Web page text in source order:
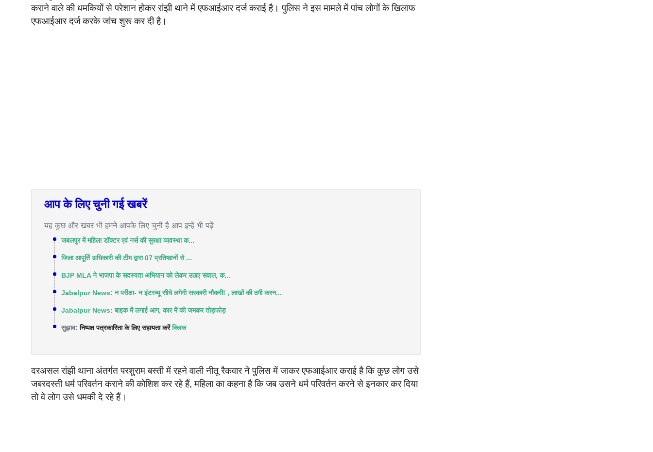
कराने वाले की धमकियों से परेशान होकर रांझी थाने में एफआईआर दर्ज कराई है। पुलिस ने इस मामले में पांच लोगों के खिलाफ
एफआईआर दर्ज करके जांच शुरू कर दी है।
आप के लिए चुनी गई खबरें
यह कुछ और खबर भी हमने आपके लिए चुनी है आप इन्हे भी पढ़ें
जबलपुर में महिला डॉक्टर एवं नर्स की सुरक्षा व्यवस्था क...
जिला आपूर्ति अधिकारी की टीम द्वारा 07 प्रतिष्‍ठानों से ...
BJP MLA ने भाजपा के सदस्यता अभियान को लेकर उठाए सवाल, क...
Jabalpur News: न परीक्षा- न इंटरव्यू सीधे लगेगी सरकारी नौकरी! , लाखों की ठगी करन...
Jabalpur News: बाइक में लगाई आग, कार में की जमकर तोड़फोड़
सुझाव:निष्पक्ष पत्रकारिता के लिए सहायता करेंक्लिक
दरअसल रांझी थाना अंतर्गत परशुराम बस्ती में रहने वाली नीतू रैकवार ने पुलिस में जाकर एफआईआर कराई है कि कुछ लोग उसे
जबरदस्ती धर्म परिवर्तन कराने की कोशिश कर रहे हैं, महिला का कहना है कि जब उसने धर्म परिवर्तन करने से इनकार कर दिया
तो वे लोग उसे धमकी दे रहे हैं।